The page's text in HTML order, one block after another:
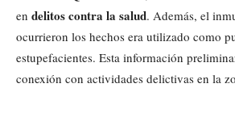
en delitos contra la salud. Además, el
ocurrieron los hechos era utilizado como
estupefacientes. Esta información
conexión con actividades delictivas en la